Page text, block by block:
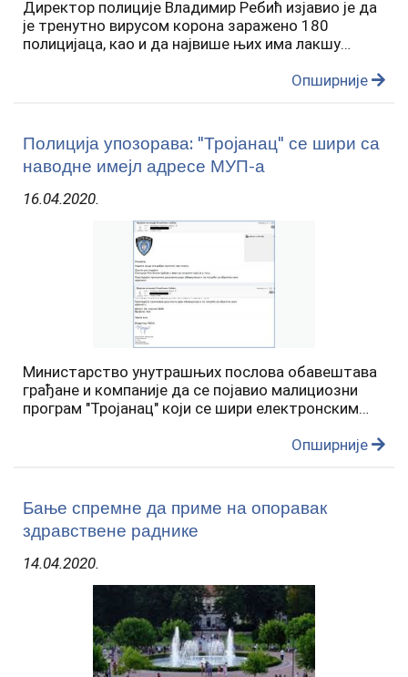
Директор полиције Владимир Ребић изјавио је да
је тренутно вирусом корона заражено 180
полицијаца, као и да највише њих има лакшу
петоро службеника има упалу плућа, тројеОпширније
Полиција упозорава: "Тројанац" се шири са
наводне имејл адресе МУП-а
16.04.2020.
Министарство унутрашњих послова обавештава
грађане и компаније да се појавио малициозни
програм "Тројанац" који се шири електронским
МУП-а invitations@mup.gov.rs и упозорава их да
Опширније
Бање спремне да приме на опоравак
здравствене раднике
14.04.2020.